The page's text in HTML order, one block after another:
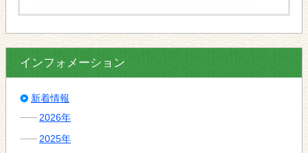
インフォメーション
新着情報
2026年
2025年